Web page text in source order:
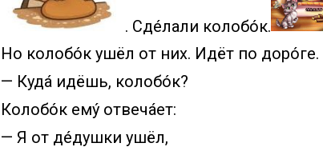
. Сде́лали колобо́к.
Но колобо́к ушёл от них. Идёт по
— Куда́ идёшь, колобо́к?
Колобо́к ему́ отвеча́ет:
— Я от де́душки ушёл,